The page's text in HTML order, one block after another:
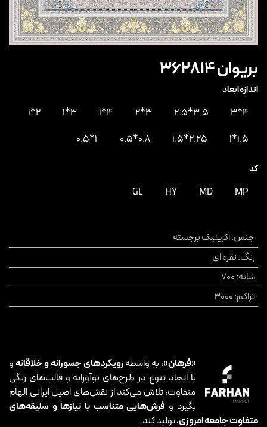
بریوان 362814
اندازه ابعاد
4*3
3.5*2.5
3*2
4*1
3*1
2*1
1.5*1
2.25*1.5
0.8*0.5
1*0.5
کد
MP
MD
HY
GL
جنس:اکریلیک برجسته
رنگ:نقره ای
شانه:
700
تراکم:
3000
«فرهان»، به واسطهرویکردهای جسورانه و خلاقانهو
با ایجاد تنوع در طرح‌های نوآورانه و قالب‌های رنگی
متفاوت، تلاش می‌کند از نقش‌های اصیل ایرانی الهام
بگیرد و فرش‌هایی متناسب با نیازها و سلیقه‌های
متفاوت جامعه امروزی، تولید کند.